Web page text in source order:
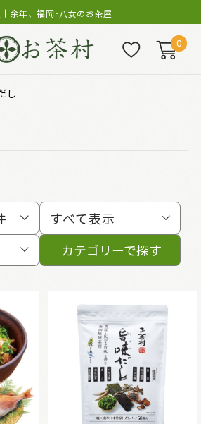
余年、福岡･八女のお茶屋
0
し
すべて表示
カテゴリーで探す